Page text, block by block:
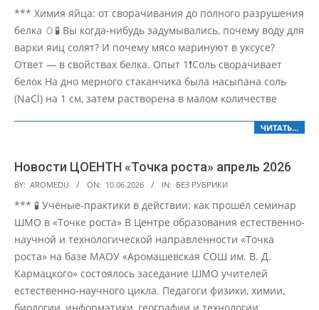
06-
10
*** Химия яйца: от сворачивания до полного разрушения
белка 🥚🧪 Вы когда-нибудь задумывались, почему воду для
варки яиц солят? И почему мясо маринуют в уксусе?
Ответ — в свойствах белка. Опыт 1❗️Соль сворачивает
белок На дно мерного стаканчика была насыпана соль
(NaCl) на 1 см, затем растворена в малом количестве
ЧИТАТЬ…
Новости ЦОЕНТН «Точка роста» апрель 2026
2026-
06-
10
BY: AROMEDU ON: 10.06.2026 IN: БЕЗ РУБРИКИ
*** 🧪 Учёные-практики в действии: как прошёл семинар
ШМО в «Точке роста» В Центре образования естественно-
научной и технологической направленности «Точка
роста» на базе МАОУ «Аромашевская СОШ им. В. Д.
Кармацкого» состоялось заседание ШМО учителей
естественно-научного цикла. Педагоги физики, химии,